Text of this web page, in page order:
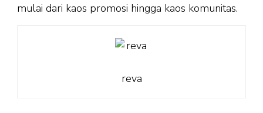
mulai dari kaos promosi hingga kaos komunitas.
reva